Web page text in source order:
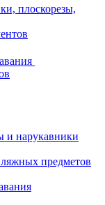
плоскорезы,
и нарукавники
предметов